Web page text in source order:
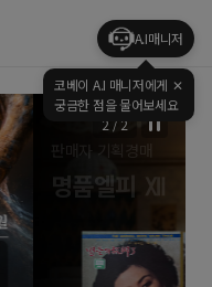
A.I매니저
2 / 2
코베이 A.I 매니저에게 ✕
궁금한 점을 물어보세요